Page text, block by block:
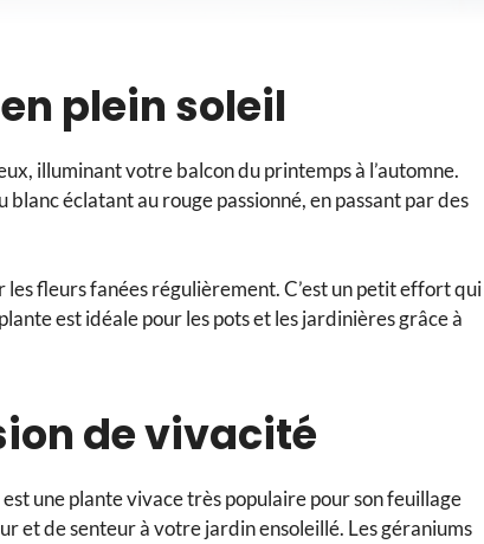
plein soleil
illuminant votre balcon du printemps à l’automne.
éclatant au rouge passionné, en passant par des
fleurs fanées régulièrement. C’est un petit effort qui
est idéale pour les pots et les jardinières grâce à
de vivacité
une plante vivace très populaire pour son feuillage
et de senteur à votre jardin ensoleillé. Les géraniums